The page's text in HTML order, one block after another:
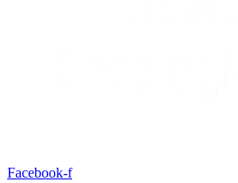
Facebook-f